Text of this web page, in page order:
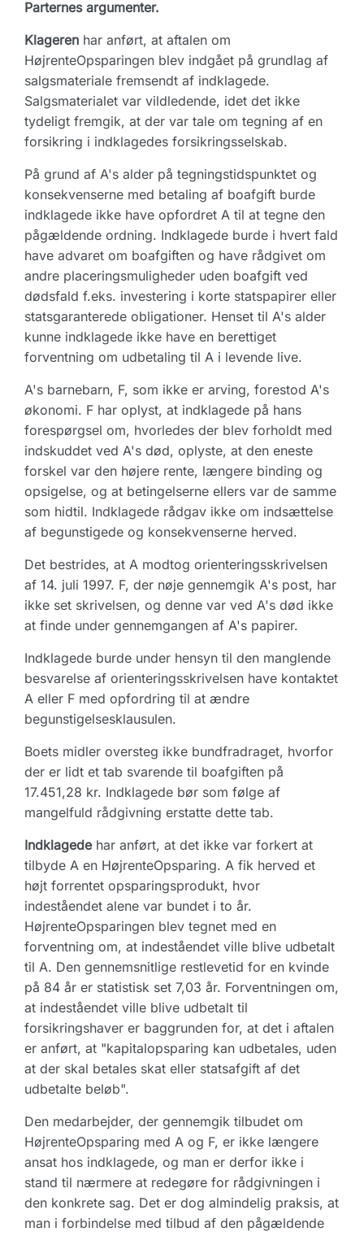
Parternes argumenter.
Klageren har anført, at aftalen om
HøjrenteOpsparingen blev indgået på grundlag af
salgsmateriale fremsendt af indklagede.
Salgsmaterialet var vildledende, idet det ikke
tydeligt fremgik, at der var tale om tegning af en
forsikring i indklagedes forsikringsselskab.
På grund af A's alder på tegningstidspunktet og
konsekvenserne med betaling af boafgift burde
indklagede ikke have opfordret A til at tegne den
pågældende ordning. Indklagede burde i hvert fald
have advaret om boafgiften og have rådgivet om
andre placeringsmuligheder uden boafgift ved
dødsfald f.eks. investering i korte statspapirer eller
statsgaranterede obligationer. Henset til A's alder
kunne indklagede ikke have en berettiget
forventning om udbetaling til A i levende live.
A's barnebarn, F, som ikke er arving, forestod A's
økonomi. F har oplyst, at indklagede på hans
forespørgsel om, hvorledes der blev forholdt med
indskuddet ved A's død, oplyste, at den eneste
forskel var den højere rente, længere binding og
opsigelse, og at betingelserne ellers var de samme
som hidtil. Indklagede rådgav ikke om indsættelse
af begunstigede og konsekvenserne herved.
Det bestrides, at A modtog orienteringsskrivelsen
af 14. juli 1997. F, der nøje gennemgik A's post, har
ikke set skrivelsen, og denne var ved A's død ikke
at finde under gennemgangen af A's papirer.
Indklagede burde under hensyn til den manglende
besvarelse af orienteringsskrivelsen have kontaktet
A eller F med opfordring til at ændre
begunstigelsesklausulen.
Boets midler oversteg ikke bundfradraget, hvorfor
der er lidt et tab svarende til boafgiften på
17.451,28 kr. Indklagede bør som følge af
mangelfuld rådgivning erstatte dette tab.
Indklagedehar anført, at det ikke var forkert at
tilbyde A en HøjrenteOpsparing. A fik herved et
højt forrentet opsparingsprodukt, hvor
indeståendet alene var bundet i to år.
HøjrenteOpsparingen blev tegnet med en
forventning om, at indeståendet ville blive udbetalt
til A. Den gennemsnitlige restlevetid for en kvinde
på 84 år er statistisk set 7,03 år. Forventningen om,
at indeståendet ville blive udbetalt til
forsikringshaver er baggrunden for, at det i aftalen
er anført, at "kapitalopsparing kan udbetales, uden
at der skal betales skat eller statsafgift af det
udbetalte beløb".
Den medarbejder, der gennemgik tilbudet om
HøjrenteOpsparing med A og F, er ikke længere
ansat hos indklagede, og man er derfor ikke i
stand til nærmere at redegøre for rådgivningen i
den konkrete sag. Det er dog almindelig praksis, at
man i forbindelse med tilbud af den pågældende